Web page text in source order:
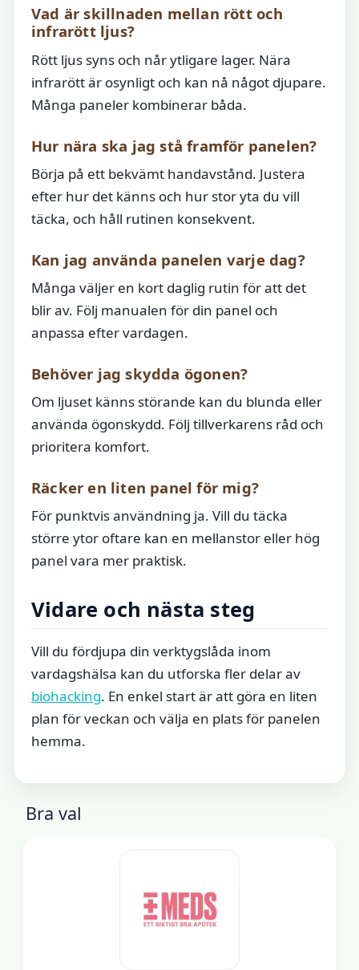
Vad är skillnaden mellan rött och
infrarött ljus?
Rött ljus syns och når ytligare lager. Nära
infrarött är osynligt och kan nå något djupare.
Många paneler kombinerar båda.
Hur nära ska jag stå framför panelen?
Börja på ett bekvämt handavstånd. Justera
efter hur det känns och hur stor yta du vill
täcka, och håll rutinen konsekvent.
Kan jag använda panelen varje dag?
Många väljer en kort daglig rutin för att det
blir av. Följ manualen för din panel och
anpassa efter vardagen.
Behöver jag skydda ögonen?
Om ljuset känns störande kan du blunda eller
använda ögonskydd. Följ tillverkarens råd och
prioritera komfort.
Räcker en liten panel för mig?
För punktvis användning ja. Vill du täcka
större ytor oftare kan en mellanstor eller hög
panel vara mer praktisk.
Vidare och nästa steg
Vill du fördjupa din verktygslåda inom
vardagshälsa kan du utforska fler delar av
biohacking. En enkel start är att göra en liten
plan för veckan och välja en plats för panelen
hemma.
Bra val